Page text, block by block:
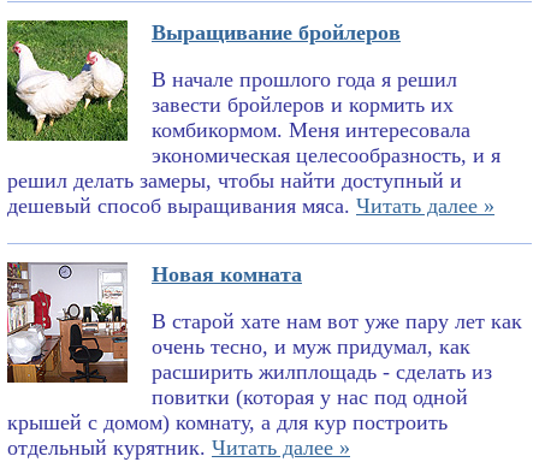
Выращивание бройлеров
В начале прошлого года я решил
завести бройлеров и кормить их
комбикормом. Меня интересовала
экономическая целесообразность, и я
решил делать замеры, чтобы найти доступный и
дешевый способ выращивания мяса. Читать далее »
Новая комната
В старой хате нам вот уже пару лет как
очень тесно, и муж придумал, как
расширить жилплощадь - сделать из
повитки (которая у нас под одной
крышей с домом) комнату, а для кур построить
отдельный курятник. Читать далее »